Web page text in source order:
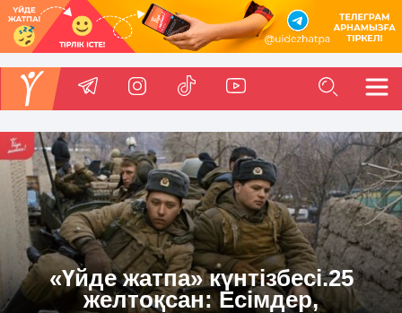
«Үйде жатпа» күнтізбесі.25
желтоқсан: Есімдер,